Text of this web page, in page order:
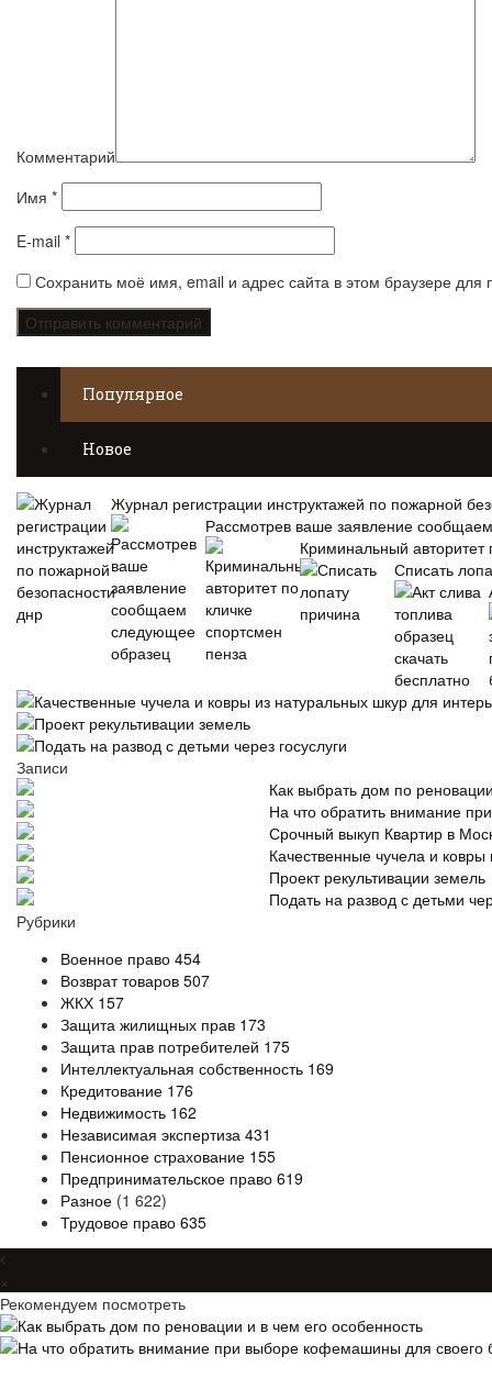
Комментарий
Имя *
E-mail *
Сохранить моё имя, email и адрес сайта в этом браузере
Популярное
Новое
Журнал регистрации инструктажей по пожарной
Рассмотрев ваше заявление
Криминальный авторитет
Списать
Качественные чучела и ковры из натуральных шкур для
Проект рекультивации земель
Подать на развод с детьми через госуслуги
Записи
Как выбрать дом по
На что обратить внимание
Срочный выкуп Квартир в
Качественные чучела и
Проект рекультивации земель
Подать на развод с детьми
Рубрики
Военное право 454
Возврат товаров 507
ЖКХ 157
Защита жилищных прав 173
Защита прав потребителей 175
Интеллектуальная собственность 169
Кредитование 176
Недвижимость 162
Независимая экспертиза 431
Пенсионное страхование 155
Предпринимательское право 619
Разное (1 622)
Трудовое право 635
×
Рекомендуем посмотреть
Как выбрать дом по реновации и в чем его особенность
На что обратить внимание при выборе кофемашины для своего